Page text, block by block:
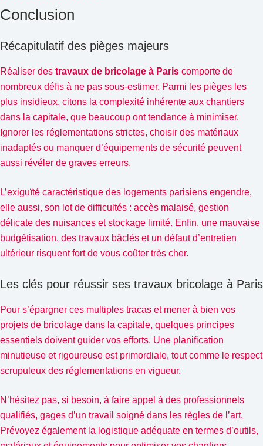
Conclusion
Récapitulatif des pièges majeurs
Réaliser des travaux de bricolage à Paris comporte de
nombreux défis à ne pas sous-estimer. Parmi les pièges les
plus insidieux, citons la complexité inhérente aux chantiers
dans la capitale, que beaucoup ont tendance à minimiser.
Ignorer les réglementations strictes, choisir des matériaux
inadaptés ou manquer d’équipements de sécurité peuvent
aussi révéler de graves erreurs.
L’exiguïté caractéristique des logements parisiens engendre,
elle aussi, son lot de difficultés : accès malaisé, gestion
délicate des nuisances et stockage limité. Enfin, une mauvaise
budgétisation, des travaux bâclés et un défaut d’entretien
ultérieur risquent fort de vous coûter très cher.
Les clés pour réussir ses travaux bricolage à Paris
Pour s’épargner ces multiples tracas et mener à bien vos
projets de bricolage dans la capitale, quelques principes
essentiels doivent guider vos efforts. Une planification
minutieuse et rigoureuse est primordiale, tout comme le respect
scrupuleux des réglementations en vigueur.
N’hésitez pas, si besoin, à faire appel à des professionnels
qualifiés, gages d’un travail soigné dans les règles de l’art.
Prévoyez également la logistique adéquate en termes d’outils,